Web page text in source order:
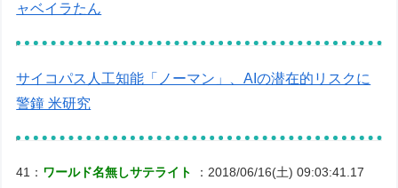
ャベイラたん
サイコパス人工知能「ノーマン」、AIの潜在的リスクに
警鐘 米研究
41： ワールド名無しサテライト
：2018/06/16(土) 09:03:41.17